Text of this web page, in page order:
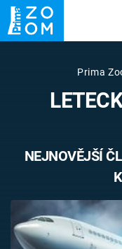
ZRÁDCI UFO
VETŘELCI
Témata
Prima
NEJNOVĚJŠÍ